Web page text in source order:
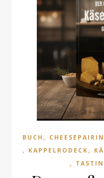
BUCH ,
, KAPPELRODECK,
,